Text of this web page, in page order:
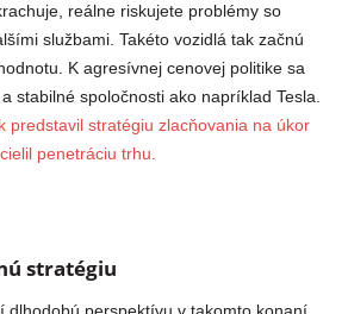
reálne riskujete problémy so
službami. Takéto vozidlá tak začnú
K agresívnej cenovej politike sa
stabilné spoločnosti ako napríklad Tesla.
predstavil stratégiu zlacňovania na úkor
penetráciu trhu.
stratégiu